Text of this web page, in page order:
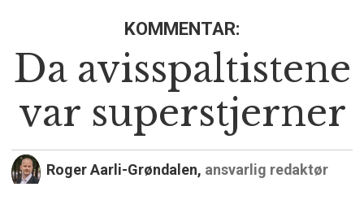
KOMMENTAR:
Da avisspaltistene
var superstjerner
Roger Aarli-Grøndalen, ansvarlig redaktør